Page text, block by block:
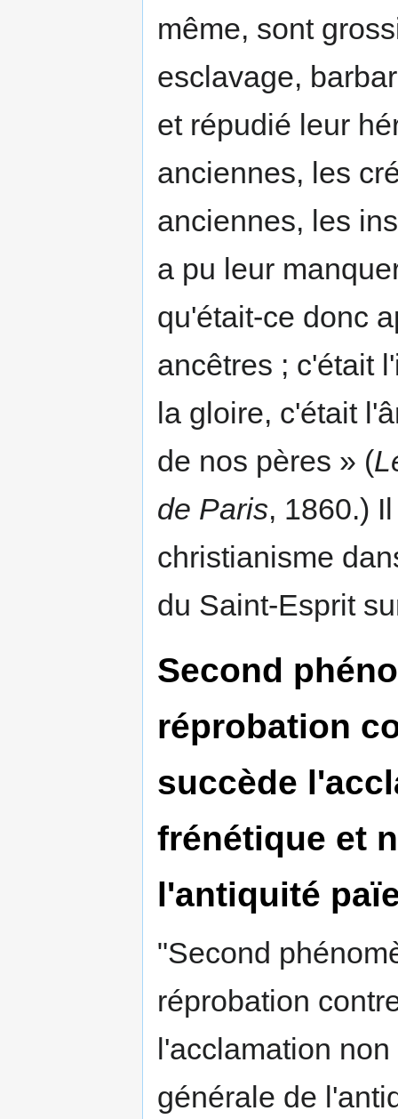
même, sont
esclavage,
et répudié leur
anciennes, les
anciennes, les
a pu leur
qu'était-ce donc
ancêtres ; c'était
la gloire, c'était
de nos pères » (
de Paris, 1860.)
christianisme
du Saint-Esprit
Second
réprobation
succède
frénétique et
l'antiquité
"Second
réprobation
l'acclamation
générale de